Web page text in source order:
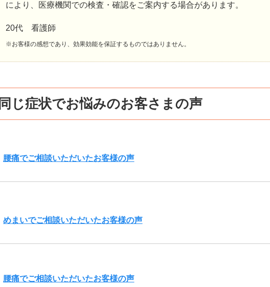
により、医療機関での検査・確認をご案内する場合があります。
20代 看護師
※お客様の感想であり、効果効能を保証するものではありません。
同じ症状でお悩みのお客さまの声
腰痛でご相談いただいたお客様の声
めまいでご相談いただいたお客様の声
腰痛でご相談いただいたお客様の声